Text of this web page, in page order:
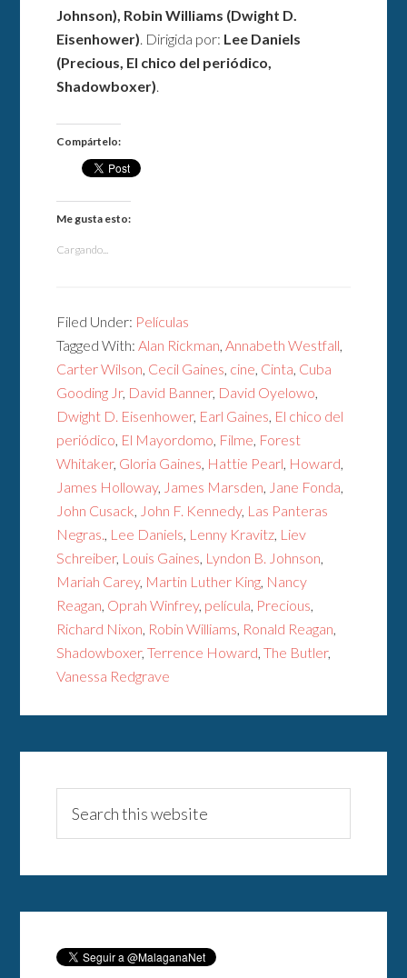
Johnson), Robin Williams (Dwight D.
Eisenhower) . Dirigida por: Lee Daniels
(Precious, El chico del periódico,
Shadowboxer)
Compártelo:
Me gusta esto:
Cargando...
Filed Under: Películas
Tagged With: Alan Rickman Annabeth Westfall
Carter Wilson Cecil Gaines cine Cinta Cuba
Gooding Jr, David Banner, David Oyelowo
Dwight D. Eisenhower, Earl Gaines El chico del
periódico El Mayordomo Filme Forest
Whitaker, Gloria Gaines Hattie Pearl Howard
James Holloway, James Marsden Jane Fonda
John Cusack
John F. Kennedy, Las Panteras
Negras.
Lee Daniels Lenny Kravitz Liev
Schreiber, Louis Gaines Lyndon B. Johnson
Mariah Carey, Martin Luther King Nancy
Reagan Oprah Winfrey, película Precious
Richard Nixon Robin Williams Ronald Reagan
Shadowboxer,Terrence Howard ,The Butler,
Vanessa Redgrave